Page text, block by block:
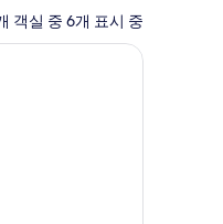
객실 중 6개 표시 중
비치
결합, 전신 욕조, 헤어드라이어, 목